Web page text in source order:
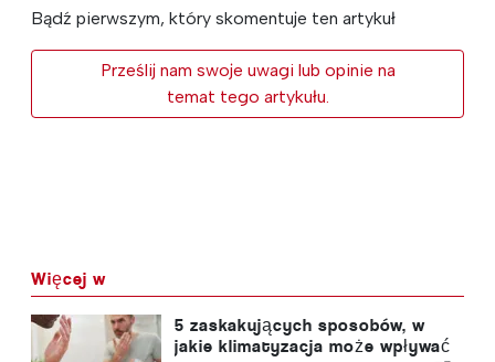
Bądź pierwszym, który skomentuje ten artykuł
Prześlij nam swoje uwagi lub opinie na
temat tego artykułu.
Więcej w
5 zaskakujących sposobów, w
jakie klimatyzacja może wpływać